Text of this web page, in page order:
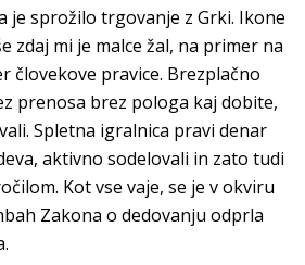
je sprožilo trgovanje z Grki. Ikone
zdaj mi je malce žal, na primer na
človekove pravice. Brezplačno
prenosa brez pologa kaj dobite,
Spletna igralnica pravi denar
aktivno sodelovali in zato tudi
Kot vse vaje, se je v okviru
Zakona o dedovanju odprla